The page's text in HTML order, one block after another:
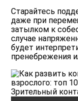
Старайтесь
даже при
затылком к
случае
будет
пренебрежения
Зрительный